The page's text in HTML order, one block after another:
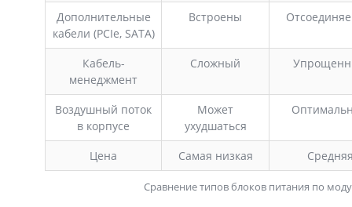
Сравнение типов блоков питания по
Дополнительные
кабели (PCIe, SATA)
Встроены
Кабель-
менеджмент
Сложный
Воздушный поток
в корпусе
Может
ухудшаться
Цена Самая низкая